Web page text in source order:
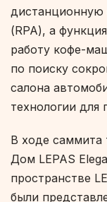
дистанционную
(RPA), а
работу кофе-
по поиску
салона
технологии для
В ходе саммита
Дом LEPAS
пространстве
были